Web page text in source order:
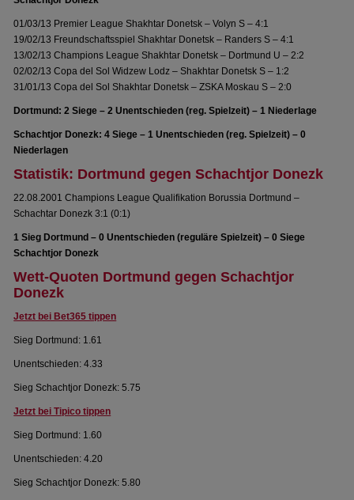
01/03/13 Premier League Shakhtar Donetsk – Volyn S – 4:1
19/02/13 Freundschaftsspiel Shakhtar Donetsk – Randers S – 4:1
13/02/13 Champions League Shakhtar Donetsk – Dortmund U – 2:2
02/02/13 Copa del Sol Widzew Lodz – Shakhtar Donetsk S – 1:2
31/01/13 Copa del Sol Shakhtar Donetsk – ZSKA Moskau S – 2:0
Dortmund: 2 Siege – 2 Unentschieden (reg. Spielzeit) – 1 Niederlage
Schachtjor Donezk: 4 Siege – 1 Unentschieden (reg. Spielzeit) – 0
Niederlagen
Statistik: Dortmund gegen Schachtjor Donezk
22.08.2001 Champions League Qualifikation Borussia Dortmund –
Schachtar Donezk 3:1 (0:1)
1 Sieg Dortmund – 0 Unentschieden (reguläre Spielzeit) – 0 Siege
Schachtjor Donezk
Wett-Quoten Dortmund gegen Schachtjor
Donezk
Jetzt bei Bet365 tippen
Sieg Dortmund: 1.61
Unentschieden: 4.33
Sieg Schachtjor Donezk: 5.75
Jetzt bei Tipico tippen
Sieg Dortmund: 1.60
Unentschieden: 4.20
Sieg Schachtjor Donezk: 5.80